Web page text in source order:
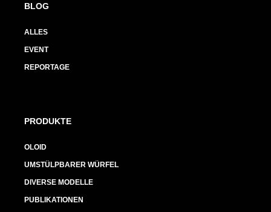
BLOG
ALLES
EVENT
REPORTAGE
PRODUKTE
OLOID
UMSTÜLPBARER WÜRFEL
DIVERSE MODELLE
PUBLIKATIONEN